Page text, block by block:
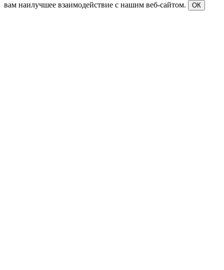
вам наилучшее взаимодействие с нашим веб-сайтом.
ОК